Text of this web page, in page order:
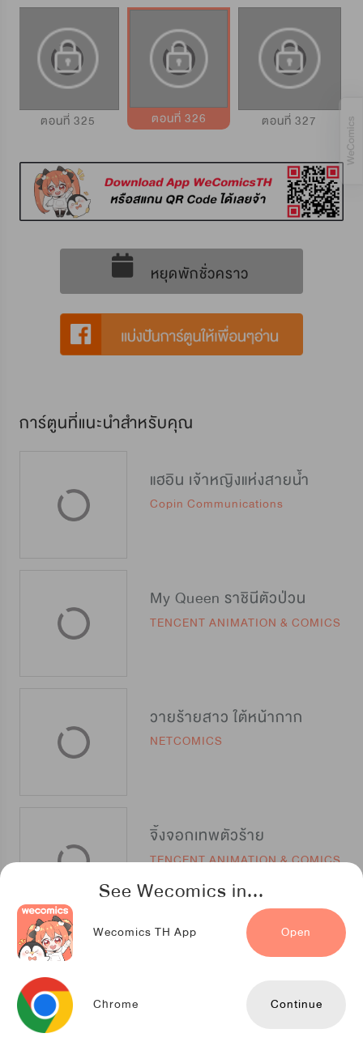
See Wecomics in...
Wecomics TH App Open
Chrome Continue
ตอนที่ 325 ตอนที่ 326 ตอนที่ 327
หยุดพักชั่วคราว
การ์ตูนที่แนะนำสำหรับคุณ
แฮอิน เจ้าหญิงแห่งสายน้ำ
Copin Communications
My Queen ราชินีตัวป่วน
TENCENT ANIMATION & COMICS
วายร้ายสาว ใต้หน้ากาก
NETCOMICS
จิ้งจอกเทพตัวร้าย
TENCENT ANIMATION & COMICS
โลกของผมกับยัยจิ้งจอกน้อย